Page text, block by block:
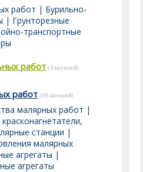
работ | Бурильно-
| Грунторезные
транспортные
работ (3 записей)
работ (19 записей)
малярных работ |
станции |
малярных
агрегаты |
агрегаты